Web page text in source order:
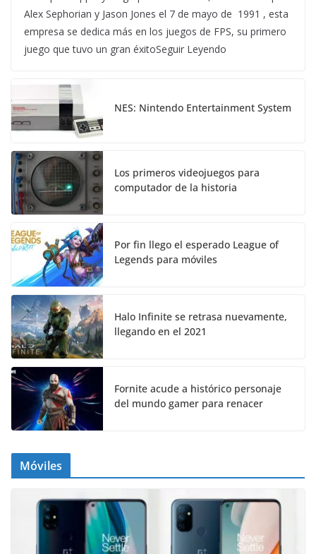
Alex Sephorian y Jason Jones el 7 de mayo de 1991 , esta
empresa se dedica más en los juegos de FPS, su primero
juego que tuvo un gran éxitoSeguir Leyendo
NES: Nintendo Entertainment System
Los primeros videojuegos para
computador de la historia
Por fin llego el esperado League of
Legends para móviles
Halo Infinite se retrasa nuevamente,
llegando en el 2021
Fornite acude a histórico personaje
del mundo gamer para renacer
Móviles